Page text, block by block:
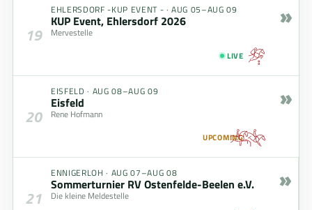
19
EHLERSDORF -KUP EVENT - ·AUG 05–AUG 09
KUP Event, Ehlersdorf 2026
Mervestelle
LIVE
»
20
EISFELD · AUG 08–AUG 09
Eisfeld
Rene Hofmann
UPCOMING
»
21
ENNIGERLOH · AUG 07–AUG 08
Sommerturnier RV Ostenfelde-Beelen e.V.
Die kleine Meldestelle
»